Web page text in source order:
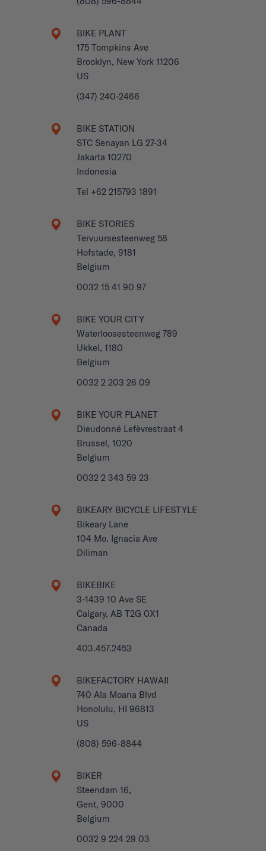
BIKE PLANT
175 Tompkins Ave
Brooklyn, New York 11206
US
(347) 240-2466
BIKE STATION
STC Senayan LG 27-34
Jakarta 10270
Indonesia
Tel +62 215793 1891
BIKE STORIES
Tervuursesteenweg 58
Hofstade, 9181
Belgium
0032 15 41 90 97
BIKE YOUR CITY
Waterloosesteenweg 789
Ukkel, 1180
Belgium
0032 2 203 26 09
BIKE YOUR PLANET
Dieudonné Lefèvrestraat 4
Brussel, 1020
Belgium
0032 2 343 59 23
BIKEARY BICYCLE LIFESTYLE
Bikeary Lane
104 Mo. Ignacia Ave
Diliman
BIKEBIKE
3-1439 10 Ave SE
Calgary, AB T2G 0X1
Canada
403.457.2453
BIKEFACTORY HAWAII
740 Ala Moana Blvd
Honolulu, HI 96813
US
(808) 596-8844
BIKER
Steendam 16,
Gent, 9000
Belgium
0032 9 224 29 03